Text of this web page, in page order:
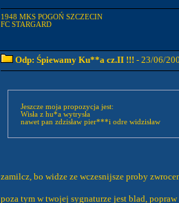
1948 MKS POGOŃ SZCZECIN
FC STARGARD
Odp: Śpiewamy Ku**a cz.II !!! - 23/06/
Jeszcze moja propozycja jest:
Wisła z hu*a wytrysła
nawet pan zdzisław pier***i odre widzisław
zamilcz, bo widze ze wczesnijsze proby
poza tym w twojej sygnaturze jest blad,